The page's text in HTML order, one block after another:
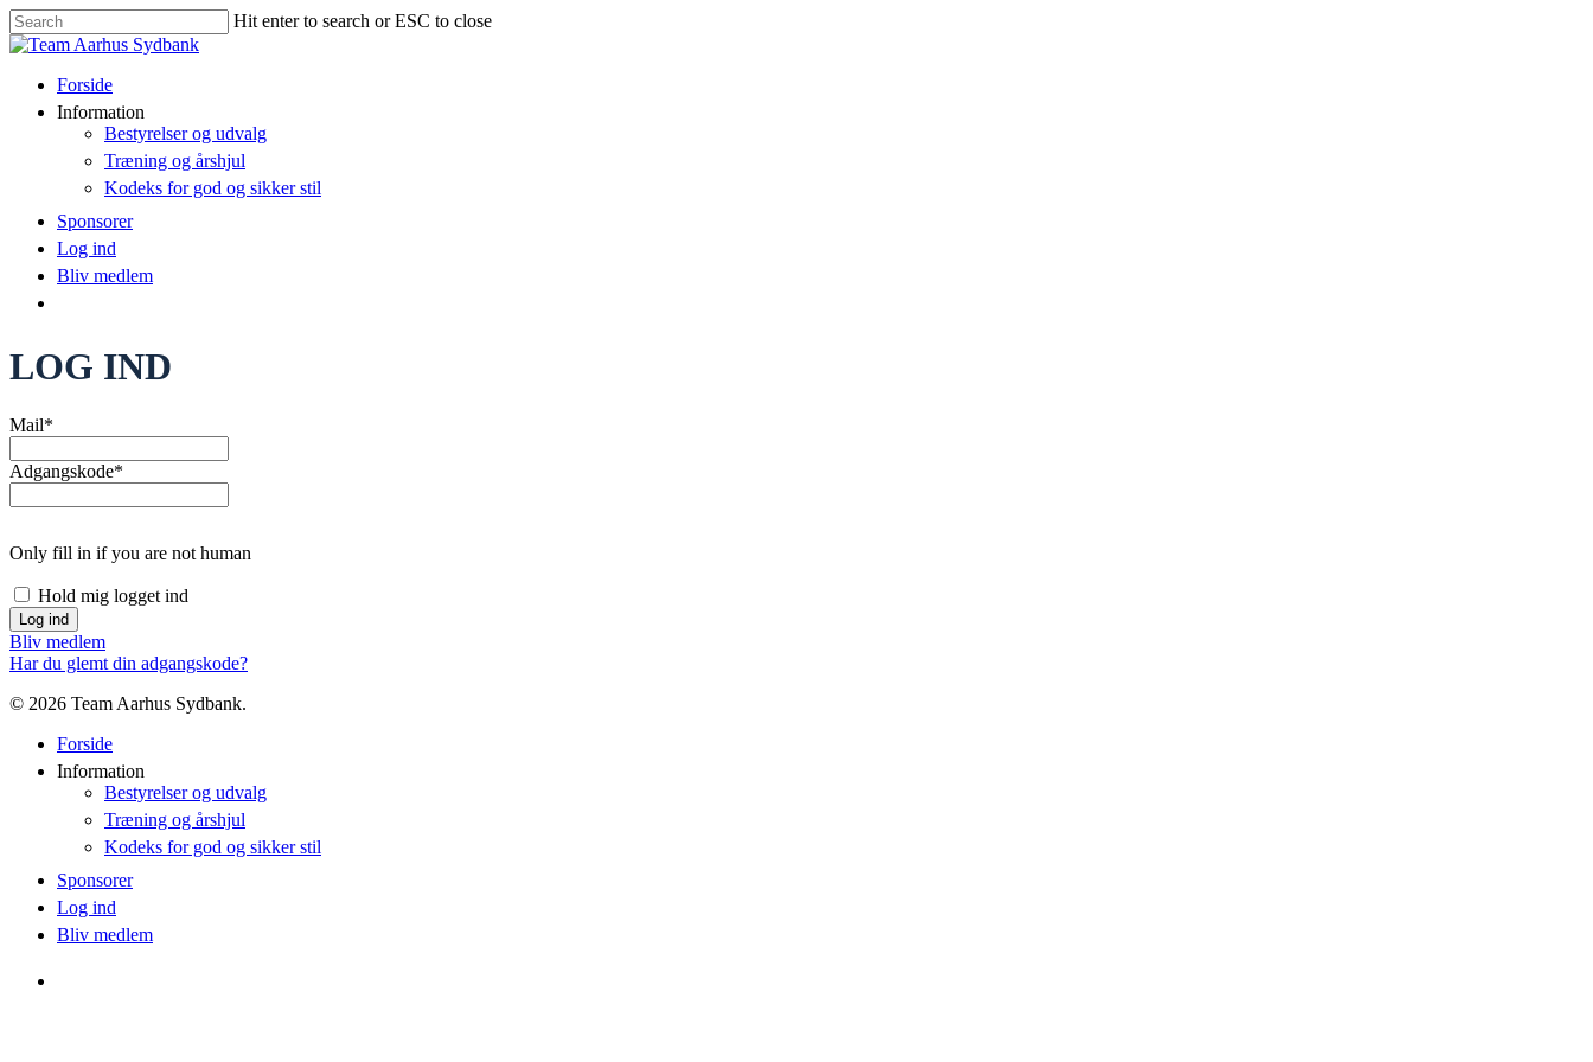
Hit enter to search or ESC to close
Forside
Information
Bestyrelser og udvalg
Træning og årshjul
Kodeks for god og sikker stil
Sponsorer
Log ind
Bliv medlem
LOG IND
Mail*
Adgangskode*
Only fill in if you are not human
Hold mig logget ind
Bliv medlem
Har du glemt din adgangskode?
© 2026 Team Aarhus Sydbank.
Forside
Information
Bestyrelser og udvalg
Træning og årshjul
Kodeks for god og sikker stil
Sponsorer
Log ind
Bliv medlem